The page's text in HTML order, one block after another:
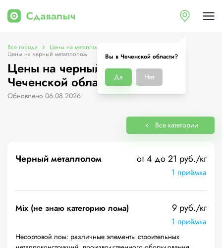
Вы в Чеченской области?
Да Нет
Все города Цены на металлолом в Чеченской области
Цены на черный металлолом
Цены на черный металлолом в
Чеченской области
Обновлено 06.08.2026
Все категории
Черный металлолом от 4 до 21 руб./кг
1 приёмка
Mix (не знаю категорию лома) 9 руб./кг
1 приёмка
Несортовой лом: различные элементы строительных